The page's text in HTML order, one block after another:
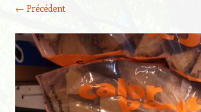
← Précédent